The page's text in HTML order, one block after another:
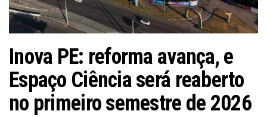
Inova PE: reforma avança, e
Espaço Ciência será reaberto
no primeiro semestre de 2026